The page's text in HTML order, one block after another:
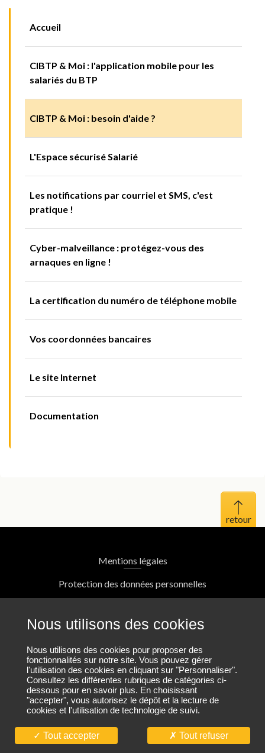
Nous utilisons des cookies
Nous utilisons des cookies pour proposer des
fonctionnalités sur notre site. Vous pouvez gérer
l'utilisation des cookies en cliquant sur "Personnaliser".
Consultez les différentes rubriques de catégories ci-
dessous pour en savoir plus. En choisissant
"accepter", vous autorisez le dépôt et la lecture de
cookies et l'utilisation de technologie de suivi.
Tout accepter Tout refuser
Accueil
CIBTP & Moi : l'application mobile pour les
salariés du BTP
CIBTP & Moi : besoin d'aide ?
L'Espace sécurisé Salarié
Les notifications par courriel et SMS, c'est
pratique !
Cyber-malveillance : protégez-vous des
arnaques en ligne !
La certification du numéro de téléphone mobile
Vos coordonnées bancaires
Le site Internet
Documentation
Haut
Mentions légales
Protection des données personnelles
Nous contacter
Nous suivre sur LinkedIn
Nous rejoindre